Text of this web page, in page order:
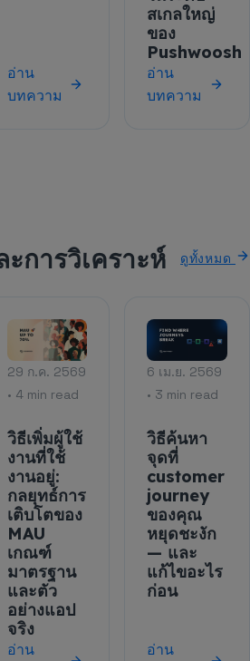
อ่าน
บทความ
สเกลใหญ่
ของ
Pushwoosh
อ่าน
บทความ
การวิเคราะห์ ดูทั้งหมด
29 ก.ค. 2569
• 4 min read
วิธีเพิ่มผู้ใช้
งานที่ใช้
งานอยู่:
กลยุทธ์การ
เติบโตของ
MAU
เกณฑ์
มาตรฐาน
และตัว
อย่างแอป
จริง
อ่าน
6 เม.ย. 2569
• 3 min read
วิธีค้นหา
จุดที่
customer
journey
ของคุณ
หยุดชะงัก
— และ
แก้ไขอะไร
ก่อน
อ่าน